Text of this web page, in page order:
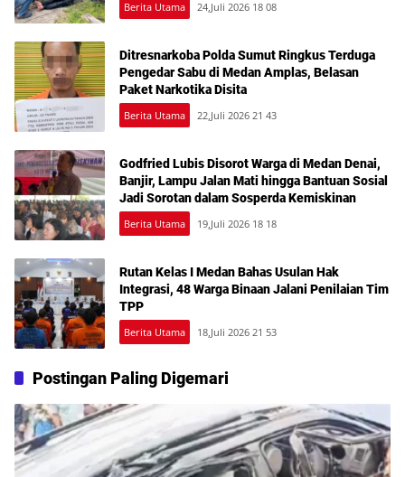
Berita Utama 24,Juli 2026 18 08
Ditresnarkoba Polda Sumut Ringkus Terduga
Pengedar Sabu di Medan Amplas, Belasan
Paket Narkotika Disita
Berita Utama 22,Juli 2026 21 43
Godfried Lubis Disorot Warga di Medan Denai,
Banjir, Lampu Jalan Mati hingga Bantuan Sosial
Jadi Sorotan dalam Sosperda Kemiskinan
Berita Utama 19,Juli 2026 18 18
Rutan Kelas I Medan Bahas Usulan Hak
Integrasi, 48 Warga Binaan Jalani Penilaian Tim
TPP
Berita Utama 18,Juli 2026 21 53
Postingan Paling Digemari